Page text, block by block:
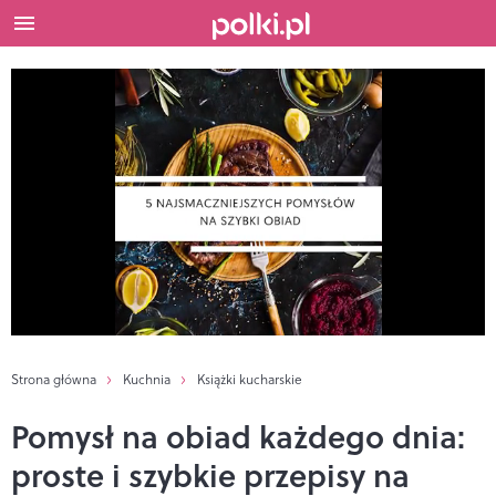
Strona główna Kuchnia Książki kucharskie
Pomysł na obiad każdego dnia:
proste i szybkie przepisy na